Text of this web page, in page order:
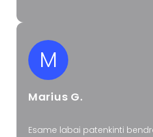
M
Marius G.
Esame labai patenkinti